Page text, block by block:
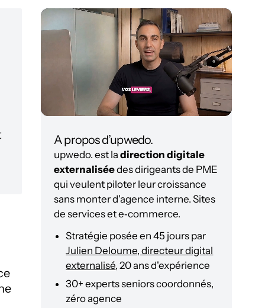
A propos d’upwedo.
upwedo. est la direction digitale
externaliséedes dirigeants de PME
qui veulent piloter leur croissance
sans monter d'agence interne. Sites
de services et e‑commerce.
Stratégie posée en 45 jours par
Julien Deloume, directeur digital
externalisé, 20 ans d'expérience
30+ experts seniors coordonnés,
zéro agence